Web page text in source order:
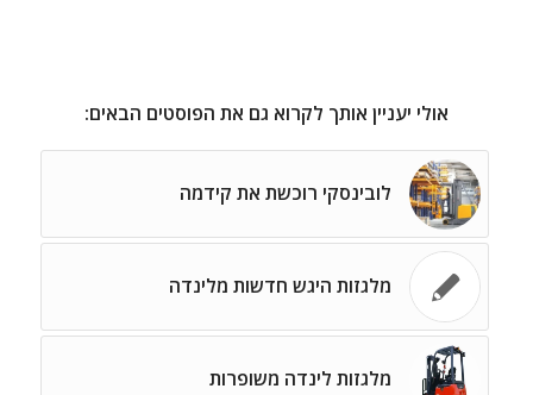
אולי יעניין אותך לקרוא גם את הפוסטים הבאים:
לובינסקי רוכשת את קידמה
מלגזות היגש חדשות מלינדה
מלגזות לינדה משופרות